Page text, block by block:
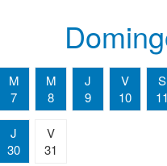
M
7
M
8
J
9
V
10
S
11
J
30
V
31